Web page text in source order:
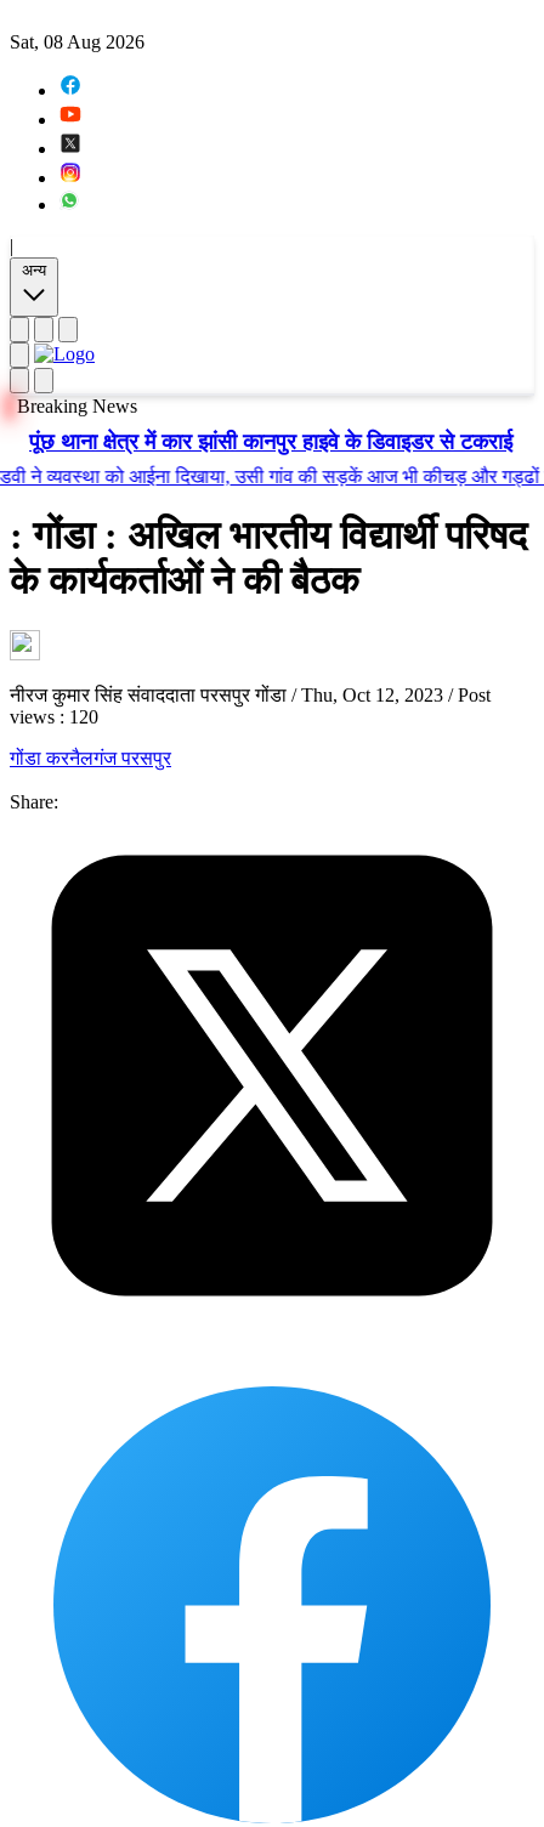
Sat, 08 Aug 2026
|
अन्य
Breaking News
पूंछ थाना क्षेत्र में कार झांसी कानपुर हाइवे के डिवाइडर से टकराई
को आईना दिखाया, उसी गांव की सड़कें आज भी कीचड़ और गड्ढों में
: गोंडा : अखिल भारतीय विद्यार्थी परिषद
के कार्यकर्ताओं ने की बैठक
नीरज कुमार सिंह संवाददाता परसपुर गोंडा /Thu, Oct 12, 2023 /Post
views : 120
गोंडाकरनैलगंज परसपुर
Share: